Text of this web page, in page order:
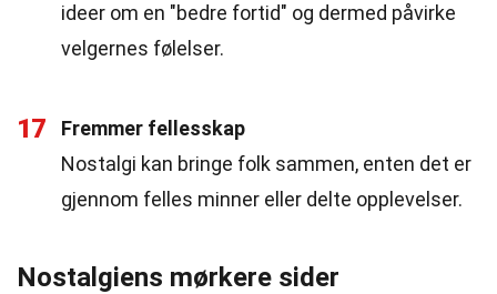
ideer om en "bedre fortid" og dermed påvirke
velgernes følelser.
17
Fremmer fellesskap
Nostalgi kan bringe folk sammen, enten det er
gjennom felles minner eller delte opplevelser.
Nostalgiens mørkere sider